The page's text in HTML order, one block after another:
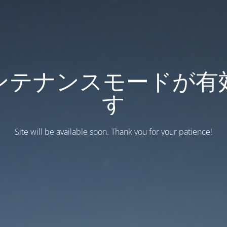
テナンスモードが有
す
Site will be available soon. Thank you for your patience!